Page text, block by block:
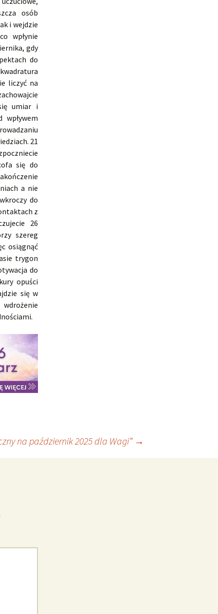
osób
i wejdzie
wpłynie
gdy
do
liczyć na
umiar i
21
się do
a nie
do
z
26
szereg
osiągnąć
trygon
do
opuści
się w
na październik 2025 dla Wagi” →